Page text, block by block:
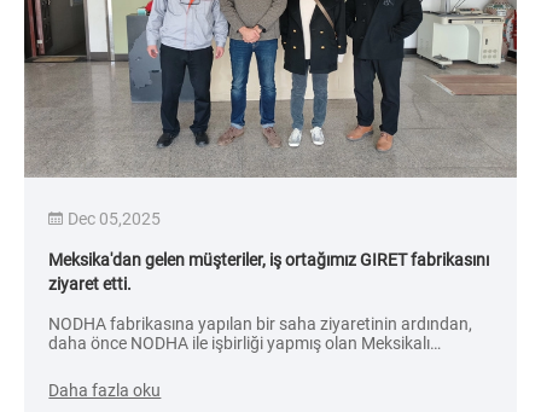
Dec 05,2025
Meksika'dan gelen müşteriler, iş ortağımız GIRET fabrikasını
ziyaret etti.
NODHA fabrikasına yapılan bir saha ziyaretinin ardından,
daha önce NODHA ile işbirliği yapmış olan Meksikalı
ortağı GIRET'in fabrikasına gittiler. CNC pah kırma
makinesinin tüm işleme akışını gözlemleyerek, NODHA ve
Daha fazla oku